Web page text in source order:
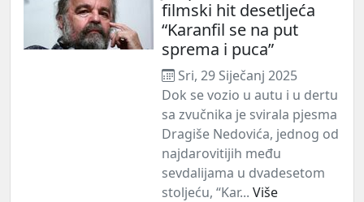
filmski hit desetljeća
“Karanfil se na put
sprema i puca”
Sri, 29 Siječanj 2025
Dok se vozio u autu i u dertu
sa zvučnika je svirala pjesma
Dragiše Nedovića, jednog od
najdarovitijih među
sevdalijama u dvadesetom
stoljeću, “Kar... Više